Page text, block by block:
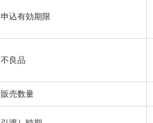
申込有効期限
不良品
販売数量